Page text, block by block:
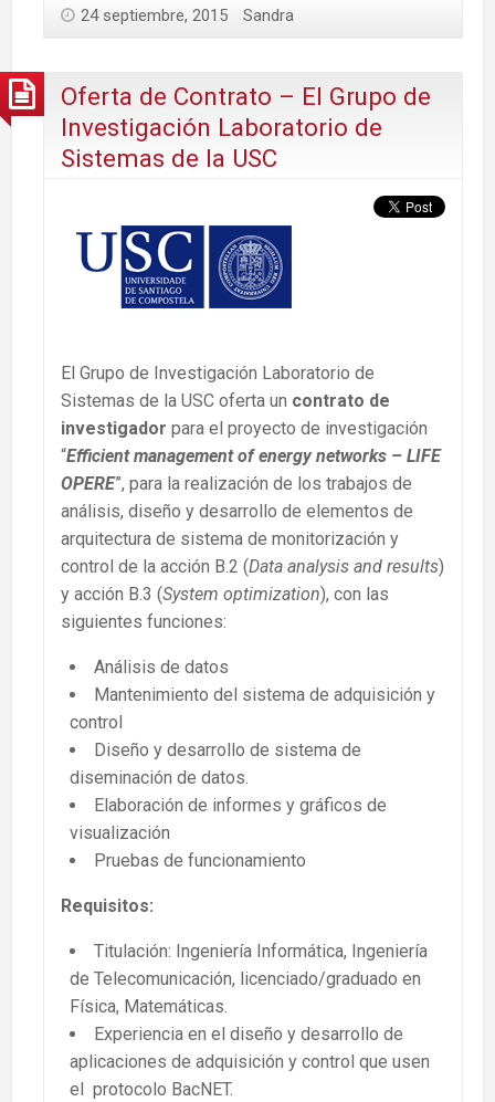
24 septiembre, 2015 Sandra
Oferta de Contrato – El Grupo de
Investigación Laboratorio de
Sistemas de la USC
El Grupo de Investigación Laboratorio de
Sistemas de la USC oferta un contrato de
investigador para el proyecto de investigación
“Efficient management of energy networks – LIFE
OPERE”, para la realización de los trabajos de
análisis, diseño y desarrollo de elementos de
arquitectura de sistema de monitorización y
control de la acción B.2 (Data analysis and results)
y acción B.3 (System optimization), con las
siguientes funciones:
Análisis de datos
Mantenimiento del sistema de adquisición y
control
Diseño y desarrollo de sistema de
diseminación de datos.
Elaboración de informes y gráficos de
visualización
Pruebas de funcionamiento
Requisitos:
Titulación: Ingeniería Informática, Ingeniería
de Telecomunicación, licenciado/graduado en
Física, Matemáticas.
Experiencia en el diseño y desarrollo de
aplicaciones de adquisición y control que usen
el protocolo BacNET.